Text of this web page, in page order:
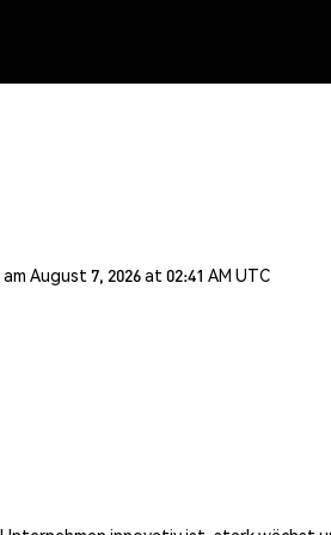
August 7, 2026 at 02:41 AM UTC